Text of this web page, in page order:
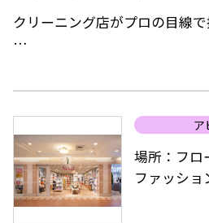
クリーニング店がプロの目線
グ」。
アピアではオリジナルの洗濯
からセレクトした日用品・道
は靴やバッグなど革製品の修理
日頃のお洗濯やお洋服、革製品
て、クリーニングのプロの目で
ア
場所：フロ
ファッシ